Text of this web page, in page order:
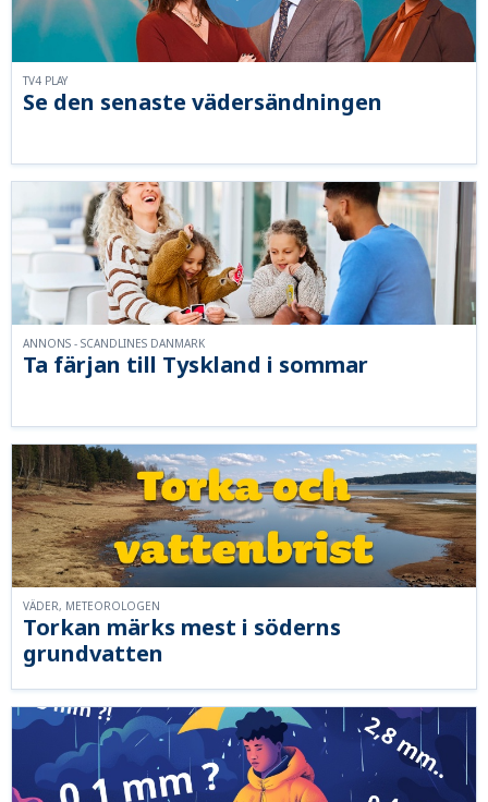
Se den senaste vädersändningen
TV4 PLAY
Ta färjan till Tyskland i sommar
ANNONS - SCANDLINES DANMARK
Torkan märks mest i söderns
grundvatten
VÄDER, METEOROLOGEN